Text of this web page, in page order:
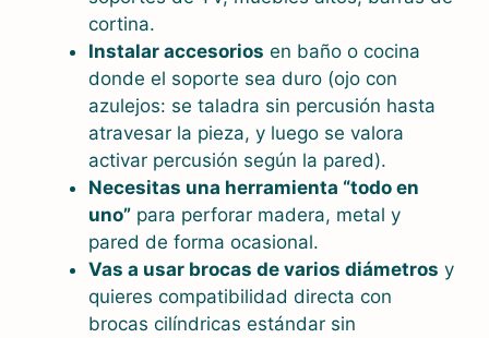
cortina.
Instalar accesorios en baño o cocina
donde el soporte sea duro (ojo con
azulejos: se taladra sin percusión hasta
atravesar la pieza, y luego se valora
activar percusión según la pared).
Necesitas una herramienta “todo en
uno” para perforar madera, metal y
pared de forma ocasional.
Vas a usar brocas de varios diámetros y
quieres compatibilidad directa con
brocas cilíndricas estándar sin